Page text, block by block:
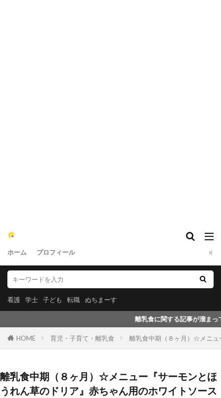
ホーム プロフィール
看護 学士 子ども 転職 ぬちまーす
離乳食に関する記事が溜まってきたので、少しずつ投稿
HOME 育児・子育て・離乳食 離乳食中期（８ヶ月）☆メニュ
離乳食中期（８ヶ月）☆メニュー『サーモンとほ
うれん草のドリア』赤ちゃん用のホワイトソース